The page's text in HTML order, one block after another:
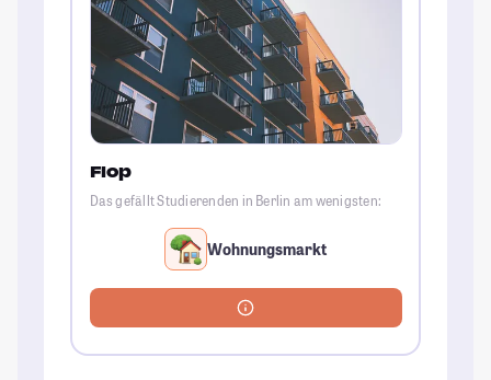
Flop
Das gefällt Studierenden in Berlin am wenigsten:
Wohnungsmarkt